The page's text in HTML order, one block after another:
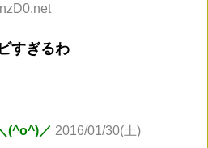
すぎるわ
(^o^)／ 2016/01/30(土)